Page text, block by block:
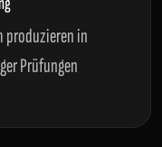
produzieren in
Prüfungen